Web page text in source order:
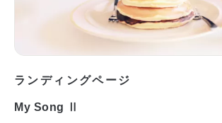
ランディングページ
My Song Ⅱ